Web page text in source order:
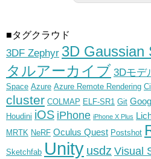
■タグクラウド
3DF Zephyr 3D Gaussian
タルアーカイブ 3Dモデ
Space Azure Azure Remote Rendering
cluster COLMAP ELF-SR1 Git
Houdini iOS iPhone iPhone X Plus
MRTK NeRF Oculus Quest Postshot
Sketchfab Unity usdz Visual